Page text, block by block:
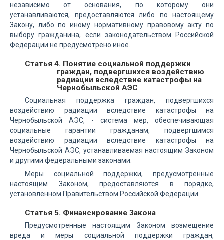
независимо от основания, по которому они
устанавливаются, предоставляются либо по настоящему
Закону, либо по иному нормативному правовому акту по
выбору гражданина, если законодательством Российской
Федерации не предусмотрено иное.
Статья 4. Понятие социальной поддержки
граждан, подвергшихся воздействию
радиации вследствие катастрофы на
Чернобыльской АЭС
Социальная поддержка граждан, подвергшихся
воздействию радиации вследствие катастрофы на
Чернобыльской АЭС, - система мер, обеспечивающая
социальные гарантии гражданам, подвергшимся
воздействию радиации вследствие катастрофы на
Чернобыльской АЭС, устанавливаемая настоящим Законом
и другими федеральными законами.
Меры социальной поддержки, предусмотренные
настоящим Законом, предоставляются в порядке,
установленном Правительством Российской Федерации.
Статья 5. Финансирование Закона
Предусмотренные настоящим Законом возмещение
вреда и меры социальной поддержки граждан,